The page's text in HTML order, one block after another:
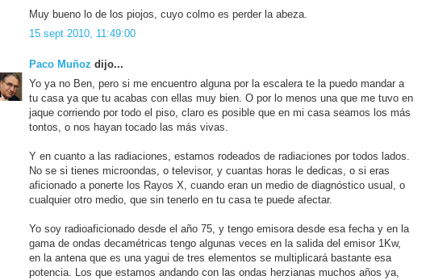
Muy bueno lo de los piojos, cuyo colmo es perder la abeza.
15 sept 2010, 11:49:00
Paco Muñoz dijo...
Yo ya no Ben, pero si me encuentro alguna por la escalera te la puedo mandar a
tu casa ya que tu acabas con ellas muy bien. O por lo menos una que me tuvo en
jaque corriendo por todo el piso, claro es posible que en mi casa seamos los más
tontos, o nos hayan tocado las más vivas.
Y en cuanto a las radiaciones, estamos rodeados de radiaciones por todos lados.
No se si tienes microondas, o televisor, y cuantas horas le dedicas, o si eras
aficionado a ponerte los Rayos X, cuando eran un medio de diagnóstico usual, o
cualquier otro medio, que sin tenerlo en tu casa te puede afectar.
Yo soy radioaficionado desde el año 75, y tengo emisora desde esa fecha y en la
gama de ondas decamétricas tengo algunas veces en la salida del emisor 1Kw,
en la antena que es una yagui de tres elementos se multiplicará bastante esa
potencia. Los que estamos andando con las ondas herzianas muchos años ya,